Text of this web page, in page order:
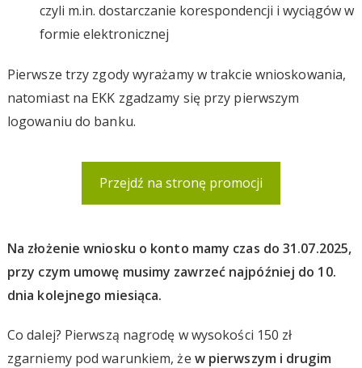
czyli m.in. dostarczanie korespondencji i wyciągów w
formie elektronicznej
Pierwsze trzy zgody wyrażamy w trakcie wnioskowania,
natomiast na EKK zgadzamy się przy pierwszym
logowaniu do banku.
Przejdź na stronę promocji
Na złożenie wniosku o konto mamy czas do 31.07.2025,
przy czym umowę musimy zawrzeć najpóźniej do 10.
dnia kolejnego miesiąca.
Co dalej? Pierwszą nagrodę w wysokości 150 zł
zgarniemy pod warunkiem, że w pierwszym i drugim